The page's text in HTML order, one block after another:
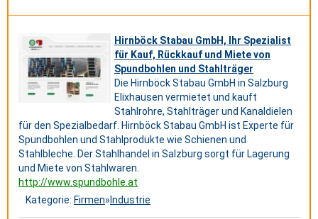
Hirnböck Stabau GmbH, Ihr Spezialist
für Kauf, Rückkauf und Miete von
Spundbohlen und Stahlträger
Die Hirnböck Stabau GmbH in Salzburg
Elixhausen vermietet und kauft
Stahlrohre, Stahlträger und Kanaldielen
für den Spezialbedarf. Hirnböck Stabau GmbH ist Experte für
Spundbohlen und Stahlprodukte wie Schienen und
Stahlbleche. Der Stahlhandel in Salzburg sorgt für Lagerung
und Miete von Stahlwaren.
http://www.spundbohle.at
Kategorie: Firmen» Industrie